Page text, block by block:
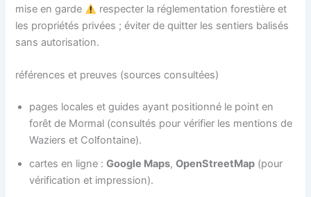
mise en garde
respecter la réglementation forestière et
les propriétés privées ; éviter de quitter les sentiers balisés
sans autorisation.
références et preuves (sources consultées)
pages locales et guides ayant positionné le point en
forêt de Mormal (consultés pour vérifier les mentions de
Waziers et Colfontaine).
cartes en ligne :Google Maps,OpenStreetMap (pour
vérification et impression).